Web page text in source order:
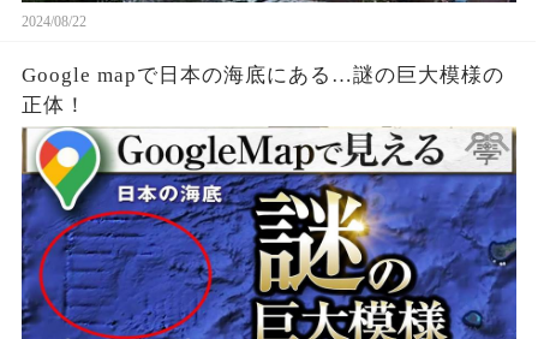
2024/08/22
Google mapで日本の海底にある…謎の巨大模様の
正体！